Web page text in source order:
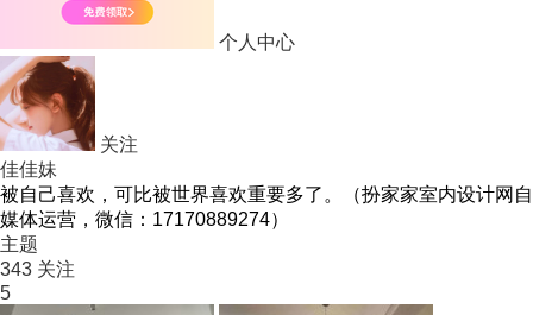
个人中心
关注
佳佳妹
被自己喜欢，可比被世界喜欢重要多了。（扮家家室内设计网自
媒体运营，微信：17170889274）
主题
343 关注
5